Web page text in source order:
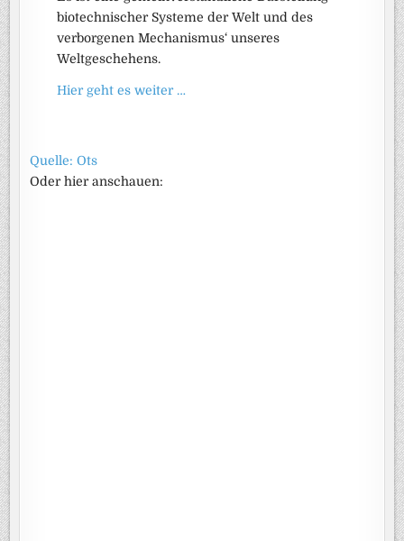
biotechnischer Systeme der Welt und des
verborgenen Mechanismus‘ unseres
Weltgeschehens.
Hier geht es weiter …
Quelle: Ots
Oder hier anschauen: